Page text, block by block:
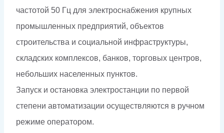
частотой 50 Гц для электроснабжения крупных
промышленных предприятий, объектов
строительства и социальной инфраструктуры,
складских комплексов, банков, торговых центров,
небольших населенных пунктов.
Запуск и остановка электростанции по первой
степени автоматизации осуществляются в ручном
режиме оператором.